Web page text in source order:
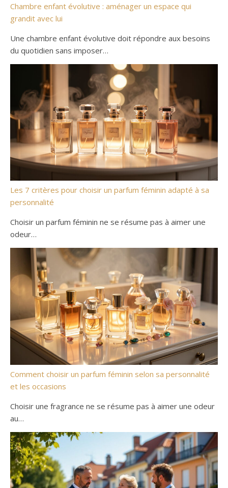
Chambre enfant évolutive : aménager un espace qui
grandit avec lui
Une chambre enfant évolutive doit répondre aux besoins
du quotidien sans imposer…
Les 7 critères pour choisir un parfum féminin adapté à sa
personnalité
Choisir un parfum féminin ne se résume pas à aimer une
odeur…
Comment choisir un parfum féminin selon sa personnalité
et les occasions
Choisir une fragrance ne se résume pas à aimer une odeur
au…